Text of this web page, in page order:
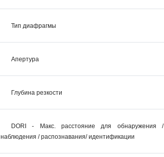
Тип диафрагмы
Апертура
Глубина резкости
DORI - Макс. расстояние для обнаружения /
наблюдения / распознавания/ идентификации